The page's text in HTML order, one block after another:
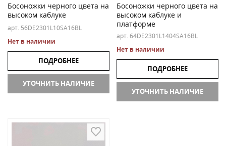
Босоножки черного цвета на
высоком каблуке
арт. 56DE2301L10SA16BL
Нет в наличии
ПОДРОБНЕЕ
УТОЧНИТЬ НАЛИЧИЕ
Босоножки черного цвета на
высоком каблуке и
платформе
арт. 64DE2301L1404SA16BL
Нет в наличии
ПОДРОБНЕЕ
УТОЧНИТЬ НАЛИЧИЕ